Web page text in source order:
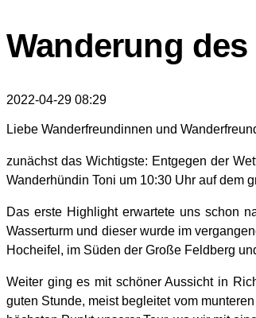
Wanderung des
2022-04-29 08:29
Liebe Wanderfreundinnen und
zunächst das Wichtigste: Entgegen der
Wanderhündin Toni um 10:30 Uhr auf dem
Das erste Highlight erwartete uns schon
Wasserturm und dieser wurde im
Hocheifel, im Süden der Große Feldberg
Weiter ging es mit schöner Aussicht in
guten Stunde, meist begleitet vom